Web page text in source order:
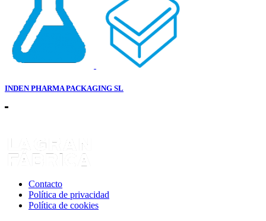
INDEN PHARMA PACKAGING SL
Contacto
Política de privacidad
Política de cookies